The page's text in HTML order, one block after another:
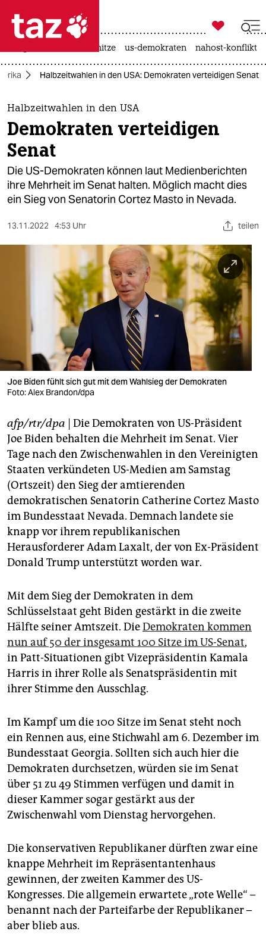
 taz zahl ich
taz zahl ich
themen
politik
öko
gesellschaft
sport
wahrheit
verlag
veranstaltungen
shop
fragen & hilfe
unterstützen
abo
genossenschaft
epaper login

taz zahl ich
hitze us-demokraten nahost-konflikt
Halbzeitwahlen in den USA: Demokraten verteidigen Senat
Halbzeitwahlen in den USA
Demokraten verteidigen
Senat
Die US-Demokraten können laut Medienberichten
ihre Mehrheit im Senat halten. Möglich macht dies
ein Sieg von Senatorin Cortez Masto in Nevada.
13.11.2022 4:53 Uhr teilen
Joe Biden fühlt sich gut mit dem Wahlsieg der Demokraten
Foto: Alex Brandon/dpa
afp/rtr/dpa | Die Demokraten von US-Präsident
Joe Biden behalten die Mehrheit im Senat. Vier
Tage nach den Zwischenwahlen in den Vereinigten
Staaten verkündeten US-Medien am Samstag
(Ortszeit) den Sieg der amtierenden
demokratischen Senatorin Catherine Cortez Masto
im Bundesstaat Nevada. Demnach landete sie
knapp vor ihrem republikanischen
Herausforderer Adam Laxalt, der von Ex-Präsident
Donald Trump unterstützt worden war.
Mit dem Sieg der Demokraten in dem
Schlüsselstaat geht Biden gestärkt in die zweite
Hälfte seiner Amtszeit. DieDemokraten kommen
nun auf 50 der insgesamt 100 Sitze im US-Senat,
in Patt-Situationen gibt Vizepräsidentin Kamala
Harris in ihrer Rolle als Senatspräsidentin mit
ihrer Stimme den Ausschlag.
Im Kampf um die 100 Sitze im Senat steht noch
ein Rennen aus, eine Stichwahl am 6. Dezember im
Bundesstaat Georgia. Sollten sich auch hier die
Demokraten durchsetzen, würden sie im Senat
über 51 zu 49 Stimmen verfügen und damit in
dieser Kammer sogar gestärkt aus der
Zwischenwahl vom Dienstag hervorgehen.
Die konservativen Republikaner dürften zwar eine
knappe Mehrheit im Repräsentantenhaus
gewinnen, der zweiten Kammer des US-
Kongresses. Die allgemein erwartete „rote Welle“ –
benannt nach der Parteifarbe der Republikaner –
aber blieb aus.